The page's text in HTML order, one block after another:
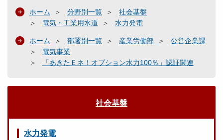
ホーム 分野別一覧
社会基盤
電気・工業用水道
水力発電
ホーム 部署別一覧 産業労働部
公営企業課
電気事業
「あきたＥネ！オプション水力100％」認証関連
社会基盤
水力発電